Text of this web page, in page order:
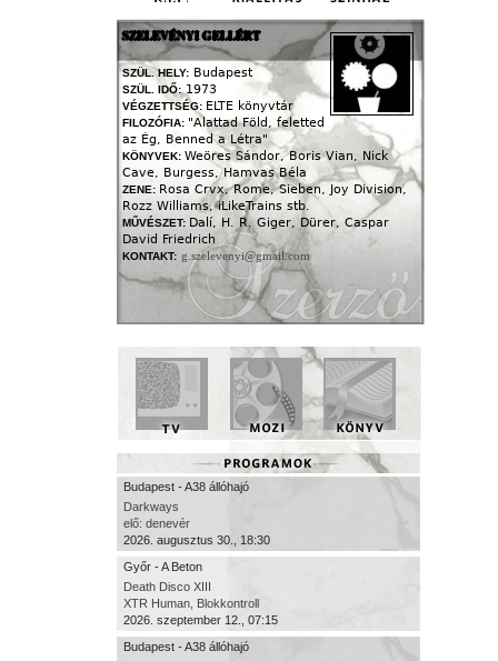
SZELEVÉNYI GELLÉRT
SZÜL. HELY: Budapest
SZÜL. IDŐ: 1973
VÉGZETTSÉG: ELTE könyvtár
FILOZÓFIA: "Alattad Föld, feletted
az Ég, Benned a Létra"
KÖNYVEK: Weöres Sándor, Boris Vian, Nick
Cave, Burgess, Hamvas Béla
ZENE: Rosa Crvx, Rome, Sieben, Joy Division,
Rozz Williams, iLikeTrains stb.
MŰVÉSZET: Dalí, H. R. Giger, Dürer, Caspar
David Friedrich
KONTAKT: g.szelevenyi@gmail.com
Budapest - A38 állóhajó
Darkways
elő: denevér
2026. augusztus 30., 18:30
Győr - A Beton
Death Disco XIII
XTR Human, Blokkontroll
2026. szeptember 12., 07:15
Budapest - A38 állóhajó